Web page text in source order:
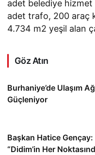
adet belediye hizmet
adet trafo, 200 araç
4.734 m2 yeşil alan
Göz Atın
Burhaniye’de Ulaşım
Güçleniyor
Başkan Hatice Gençay:
“Didim’in Her